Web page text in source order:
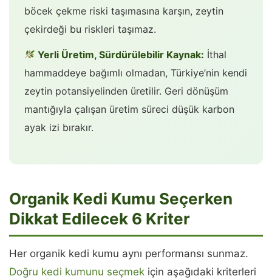
böcek çekme riski taşımasına karşın, zeytin
çekirdeği bu riskleri taşımaz.
Yerli Üretim, Sürdürülebilir Kaynak: İthal
hammaddeye bağımlı olmadan, Türkiye’nin kendi
zeytin potansiyelinden üretilir. Geri dönüşüm
mantığıyla çalışan üretim süreci düşük karbon
ayak izi bırakır.
Organik Kedi Kumu Seçerken
Dikkat Edilecek 6 Kriter
Her organik kedi kumu aynı performansı sunmaz.
Doğru kedi kumunu seçmek için aşağıdaki kriterleri